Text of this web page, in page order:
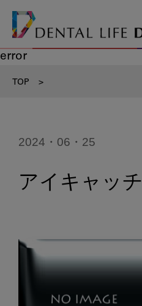
error
TOP >
2024・06・25
アイキャッチ